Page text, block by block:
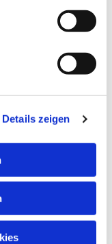
Details zeigen